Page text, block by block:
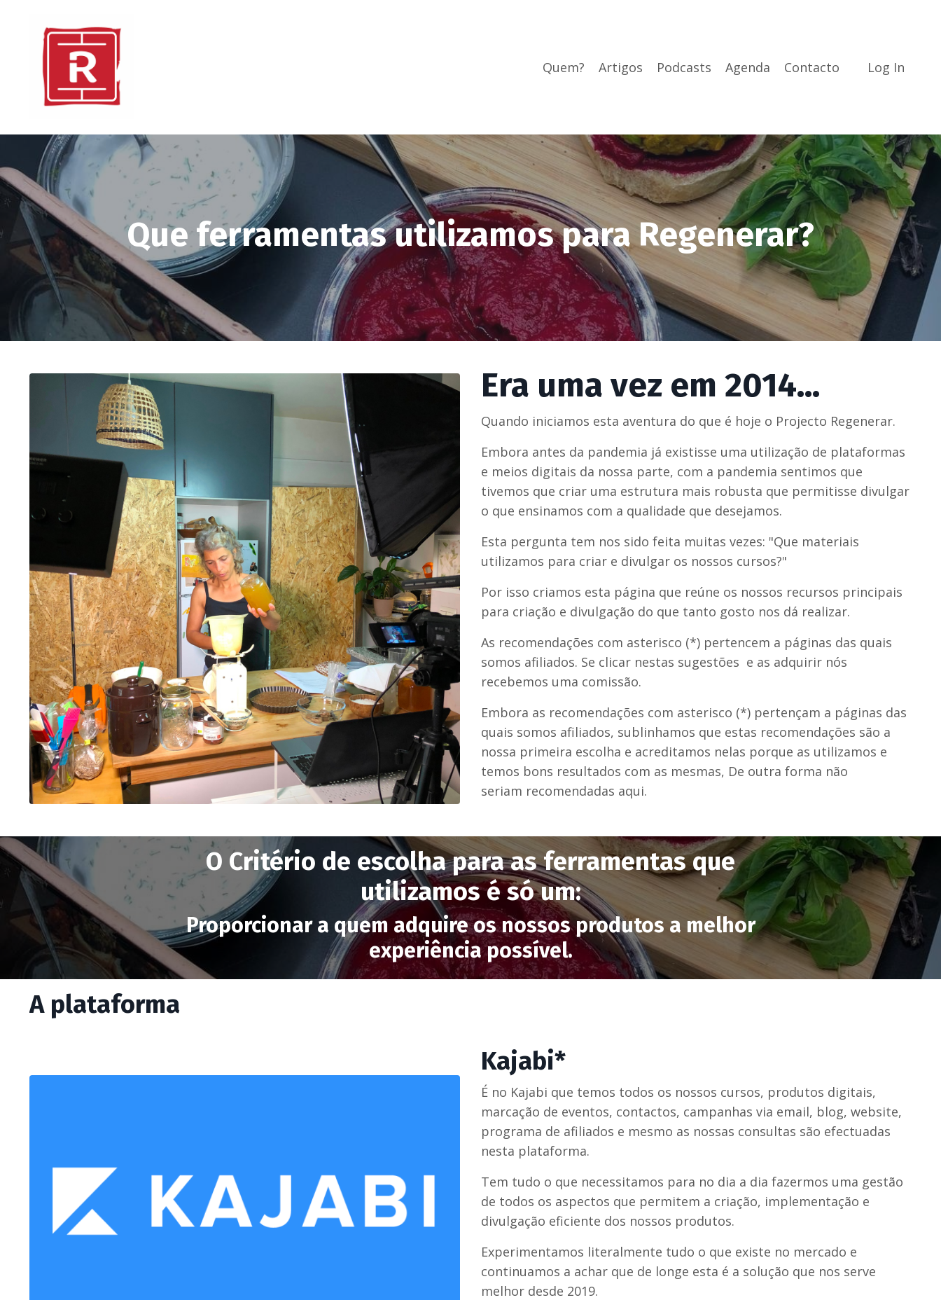
Quem? Artigos Podcasts Agenda Contacto Log In
Que ferramentas utilizamos para Regenerar?
Era uma vez em 2014...
Quando iniciamos esta aventura do que é hoje o Projecto Regenerar.
Embora antes da pandemia já existisse uma utilização de plataformas
e meios digitais da nossa parte, com a pandemia sentimos que
tivemos que criar uma estrutura mais robusta que permitisse divulgar
o que ensinamos com a qualidade que desejamos.
Esta pergunta tem nos sido feita muitas vezes: "Que materiais
utilizamos para criar e divulgar os nossos cursos?"
Por isso criamos esta página que reúne os nossos recursos principais
para criação e divulgação do que tanto gosto nos dá realizar.
As recomendações com asterisco (*) pertencem a páginas das quais
somos afiliados. Se clicar nestas sugestões e as adquirir nós
recebemos uma comissão.
Embora as recomendações com asterisco (*) pertençam a páginas das
quais somos afiliados, sublinhamos que estas recomendações são a
nossa primeira escolha e acreditamos nelas porque as utilizamos e
temos bons resultados com as mesmas, De outra forma não
seriam recomendadas aqui.
O Critério de escolha para as ferramentas que
utilizamos é só um:
Proporcionar a quem adquire os nossos produtos a melhor
experiência possível.
A plataforma
Kajabi*
É no Kajabi que temos todos os nossos cursos, produtos digitais,
marcação de eventos, contactos, campanhas via email, blog, website,
programa de afiliados e mesmo as nossas consultas são efectuadas
nesta plataforma.
Tem tudo o que necessitamos para no dia a dia fazermos uma gestão
de todos os aspectos que permitem a criação, implementação e
divulgação eficiente dos nossos produtos.
Experimentamos literalmente tudo o que existe no mercado e
continuamos a achar que de longe esta é a solução que nos serve
melhor desde 2019.